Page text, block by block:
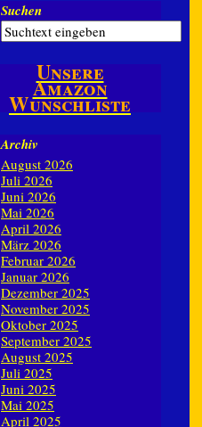
Suchen
Unsere
Amazon
Wunschliste
Archiv
August 2026
Juli 2026
Juni 2026
Mai 2026
April 2026
März 2026
Februar 2026
Januar 2026
Dezember 2025
November 2025
Oktober 2025
September 2025
August 2025
Juli 2025
Juni 2025
Mai 2025
April 2025